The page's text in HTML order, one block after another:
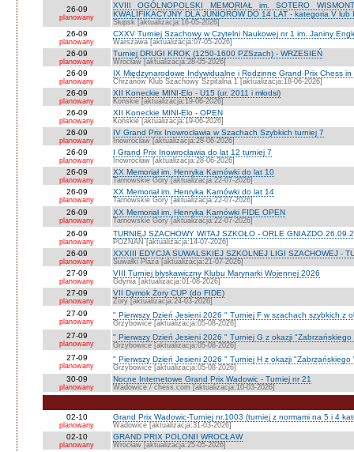
26-09
planowany
XVIII OGÓLNOPOLSKI MEMORIAŁ im. SOTERO
KWALIFIKACYJNY DLA JUNIORÓW DO 14 LAT - kategoria V
Słupsk [aktualizacja:16-05-2026]
26-09
planowany
CXXV Turniej Szachowy w Czytelni Naukowej nr 1 im. Janiny
Warszawa [aktualizacja:07-05-2026]
26-09
planowany
Turniej DRUGI KROK (1250-1600 PZSzach) - WRZESIEŃ
Wrocław [aktualizacja:28-05-2026]
26-09
planowany
IX Międzynarodowe Indywidualne i Rodzinne Grand Prix Chess
Chrzanów Klub Szachowy Szpitalna 1 [aktualizacja:18-06-2026]
26-09
planowany
XII Koneckie MINI-Elo - U15 (ur. 2011 i młodsi)
Końskie [aktualizacja:19-06-2026]
26-09
planowany
XII Koneckie MINI-Elo - OPEN
Końskie [aktualizacja:19-06-2026]
26-09
planowany
IV Grand Prix Inowrocławia w Szachach Szybkich turniej 7
Inowrocław [aktualizacja:28-06-2026]
26-09
planowany
I Grand Prix Inowrocławia do lat 12 turniej 7
Inowrocław [aktualizacja:28-06-2026]
26-09
planowany
XX Memoriał im. Henryka Karnówki do lat 10
Tarnowskie Góry [aktualizacja:22-07-2026]
26-09
planowany
XX Memoriał im. Henryka Karnówki do lat 14
Tarnowskie Góry [aktualizacja:22-07-2026]
26-09
planowany
XX Memoriał im. Henryka Karnówki FIDE OPEN
Tarnowskie Góry [aktualizacja:22-07-2026]
26-09
planowany
TURNIEJ SZACHOWY WITAJ SZKOŁO - ORLE GNIAZDO
POZNAŃ [aktualizacja:14-07-2026]
26-09
planowany
XXXIII EDYCJA SUWALSKIEJ SZKOLNEJ LIGI SZACHOWEJ -
Suwałki Plaza [aktualizacja:21-07-2026]
27-09
planowany
VIII Turniej błyskawiczny Klubu Marynarki Wojennej 2026
Gdynia [aktualizacja:01-08-2026]
27-09
planowany
VII Dymok Żory CUP (do FIDE)
Żory [aktualizacja:24-03-2026]
27-09
planowany
" Pierwszy Dzień Jesieni 2026 " Turniej F w szachach szybkich z
Grzybowice [aktualizacja:05-08-2026]
27-09
planowany
" Pierwszy Dzień Jesieni 2026 " Turniej G z okazji "Zabrzańskiego
Grzybowice [aktualizacja:05-08-2026]
27-09
planowany
" Pierwszy Dzień Jesieni 2026 " Turniej H z okazji "Zabrzańskiego
Grzybowice [aktualizacja:05-08-2026]
30-09
planowany
Nocne Internetowe Grand Prix Wadowic - Turniej nr 21
Wadowice / chess.com [aktualizacja:10-03-2026]
02-10
planowany
Grand Prix Wadowic-Turniej nr.1003 (turniej z normami na 5 i 4
Wadowice [aktualizacja:31-03-2026]
02-10
planowany
GRAND PRIX POLONII WROCŁAW
Wrocław [aktualizacja:25-05-2026]